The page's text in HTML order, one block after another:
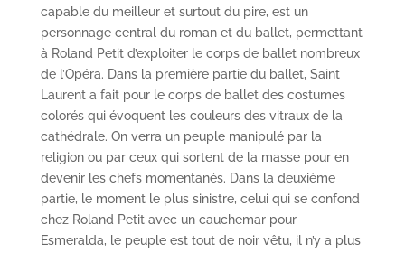
capable du meilleur et surtout du pire, est un
personnage central du roman et du ballet, permettant
à Roland Petit d’exploiter le corps de ballet nombreux
de l’Opéra. Dans la première partie du ballet, Saint
Laurent a fait pour le corps de ballet des costumes
colorés qui évoquent les couleurs des vitraux de la
cathédrale. On verra un peuple manipulé par la
religion ou par ceux qui sortent de la masse pour en
devenir les chefs momentanés. Dans la deuxième
partie, le moment le plus sinistre, celui qui se confond
chez Roland Petit avec un cauchemar pour
Esmeralda, le peuple est tout de noir vêtu, il n’y a plus